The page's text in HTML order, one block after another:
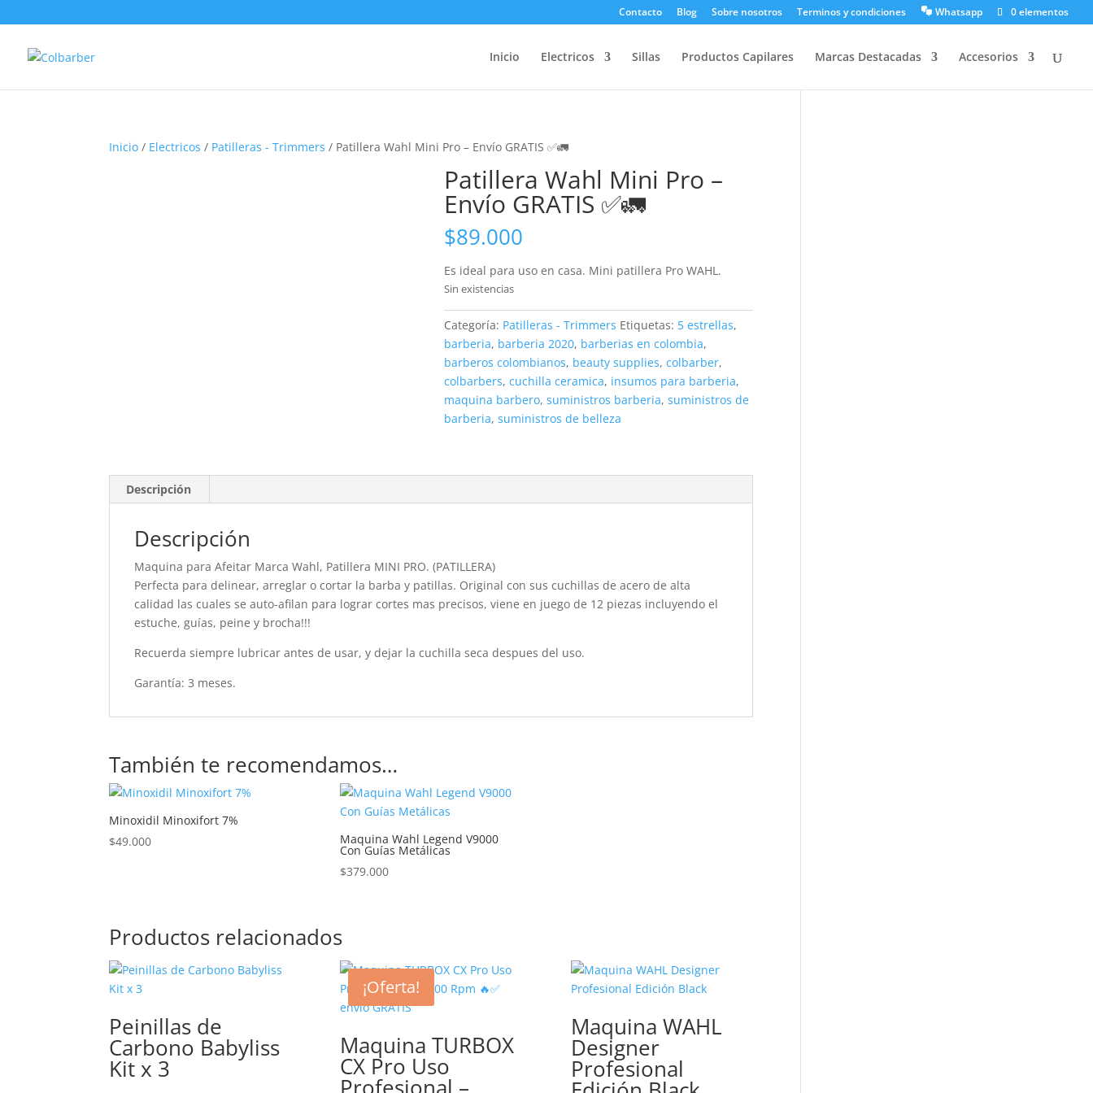
Contacto Blog Sobre nosotros Terminos y condiciones Whatsapp 0 elementos
Inicio Electricos Sillas Productos Capilares Marcas Destacadas Accesorios
Inicio / Electricos / Patilleras - Trimmers / Patillera Wahl Mini Pro – Envío GRATIS ✅🚛
Patillera Wahl Mini Pro –
Envío GRATIS ✅🚛
$89.000
Es ideal para uso en casa. Mini patillera Pro WAHL.
Sin existencias
Categoría: Patilleras - Trimmers Etiquetas: 5 estrellas,
barberia, barberia 2020, barberias en colombia,
barberos colombianos, beauty supplies,colbarber,
colbarbers,cuchilla ceramica, insumos para barberia,
maquina barbero,suministros barberia,suministros de
barberia,suministros de belleza
Descripción
Descripción
Maquina para Afeitar Marca Wahl, Patillera MINI PRO. (PATILLERA)
Perfecta para delinear, arreglar o cortar la barba y patillas. Original con sus cuchillas de acero de alta
calidad las cuales se auto-afilan para lograr cortes mas precisos, viene en juego de 12 piezas incluyendo el
estuche, guías, peine y brocha!!!
Recuerda siempre lubricar antes de usar, y dejar la cuchilla seca despues del uso.
Garantía: 3 meses.
También te recomendamos…
Minoxidil Minoxifort 7%
$49.000 Maquina Wahl Legend V9000
Con Guías Metálicas
$379.000
Productos relacionados
Peinillas de
Carbono Babyliss
Kit x 3
¡Oferta!
Maquina TURBOX
CX Pro Uso
Maquina WAHL
Designer
Profesional